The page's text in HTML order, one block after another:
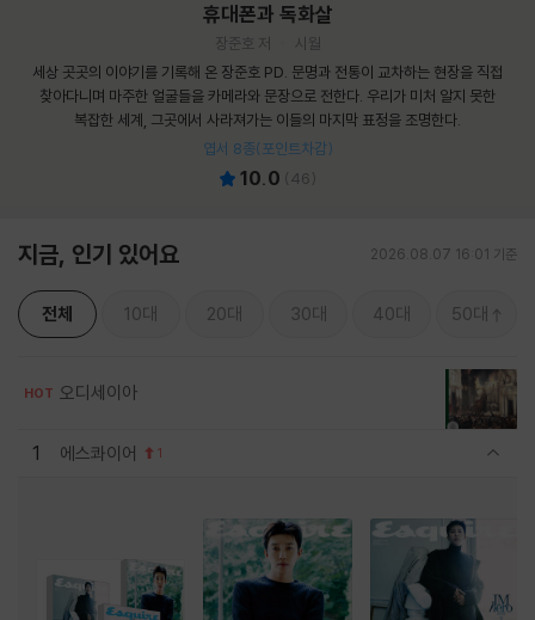
휴대폰과 독화살
장준호 저
시월
세상 곳곳의 이야기를 기록해 온 장준호 PD. 문명과 전통이 교차하는 현장을 직접
찾아다니며 마주한 얼굴들을 카메라와 문장으로 전한다. 우리가 미처 알지 못한
복잡한 세계, 그곳에서 사라져가는 이들의 마지막 표정을 조명한다.
엽서 8종(포인트차감)
10.0 (46)
지금, 인기 있어요 2026.08.07 16:01 기준
전체 10대 20대 30대 40대 50대
HOT 오디세이아
1 에스콰이어 1